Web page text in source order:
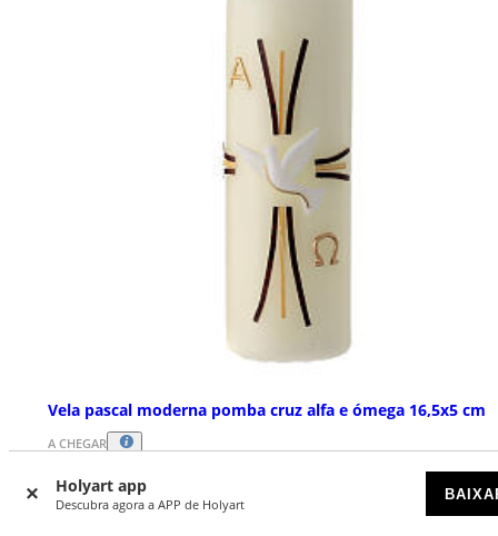
Holyart app
Descubra agora a APP de Holyart
Vela pascal moderna pomba cruz alfa e ómega 16,5x5 cm
A CHEGAR
€ 11,90